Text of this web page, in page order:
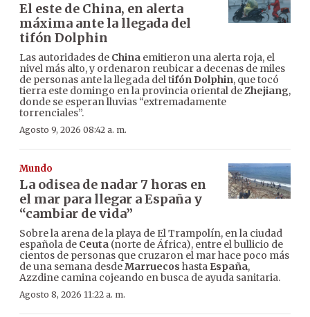
El este de China, en alerta
máxima ante la llegada del
tifón Dolphin
Las autoridades de China emitieron una alerta roja, el
nivel más alto, y ordenaron reubicar a decenas de miles
de personas ante la llegada del tifón Dolphin, que tocó
tierra este domingo en la provincia oriental deZhejiang,
donde se esperan lluvias “extremadamente
torrenciales”.
Agosto 9, 2026 08:42 a. m.
Mundo
La odisea de nadar 7 horas en
el mar para llegar a España y
“cambiar de vida”
Sobre la arena de la playa de El Trampolín, en la ciudad
española de Ceuta (norte de África), entre el bullicio de
cientos de personas que cruzaron el mar hace poco más
de una semana desdeMarruecos hasta España,
Azzdine camina cojeando en busca de ayuda sanitaria.
Agosto 8, 2026 11:22 a. m.